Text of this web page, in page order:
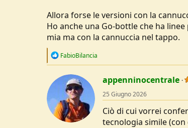
Allora forse le versioni con la
Ho anche una Go-bottle che ha
mia ma con la cannuccia nel tappo.
R
c
o
n
s
FabioBilancia
appenninocentrale
25 Giugno 2026
Ciò di cui vorrei
tecnologia simile